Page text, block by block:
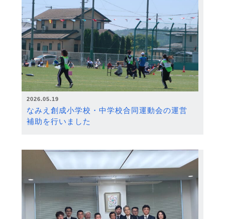
2026.05.19
なみえ創成小学校・中学校合同運動会の運営
補助を行いました